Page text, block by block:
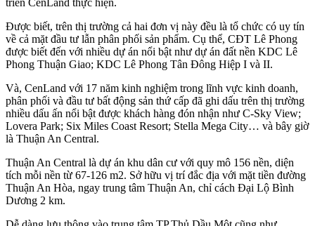
triển CenLand thực hiện.
Được biết, trên thị trường cả hai đơn vị này đều là tổ chức có uy tín
về cả mặt đầu tư lẫn phân phối sản phẩm. Cụ thể, CĐT Lê Phong
được biết đến với nhiều dự án nổi bật như dự án đất nền KDC Lê
Phong Thuận Giao; KDC Lê Phong Tân Đông Hiệp I và II.
Và, CenLand với 17 năm kinh nghiệm trong lĩnh vực kinh doanh,
phân phối và đầu tư bất động sản thứ cấp đã ghi dấu trên thị trường
nhiều dấu ấn nổi bật được khách hàng đón nhận như C-Sky View;
Lovera Park; Six Miles Coast Resort; Stella Mega City… và bây giờ
là Thuận An Central.
Thuận An Central là dự án khu dân cư với quy mô 156 nền, diện
tích mỗi nền từ 67-126 m2. Sở hữu vị trí đắc địa với mặt tiền đường
Thuận An Hòa, ngay trung tâm Thuận An, chỉ cách Đại Lộ Bình
Dương 2 km.